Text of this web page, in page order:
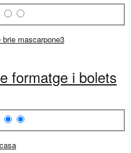
formatge i bolets